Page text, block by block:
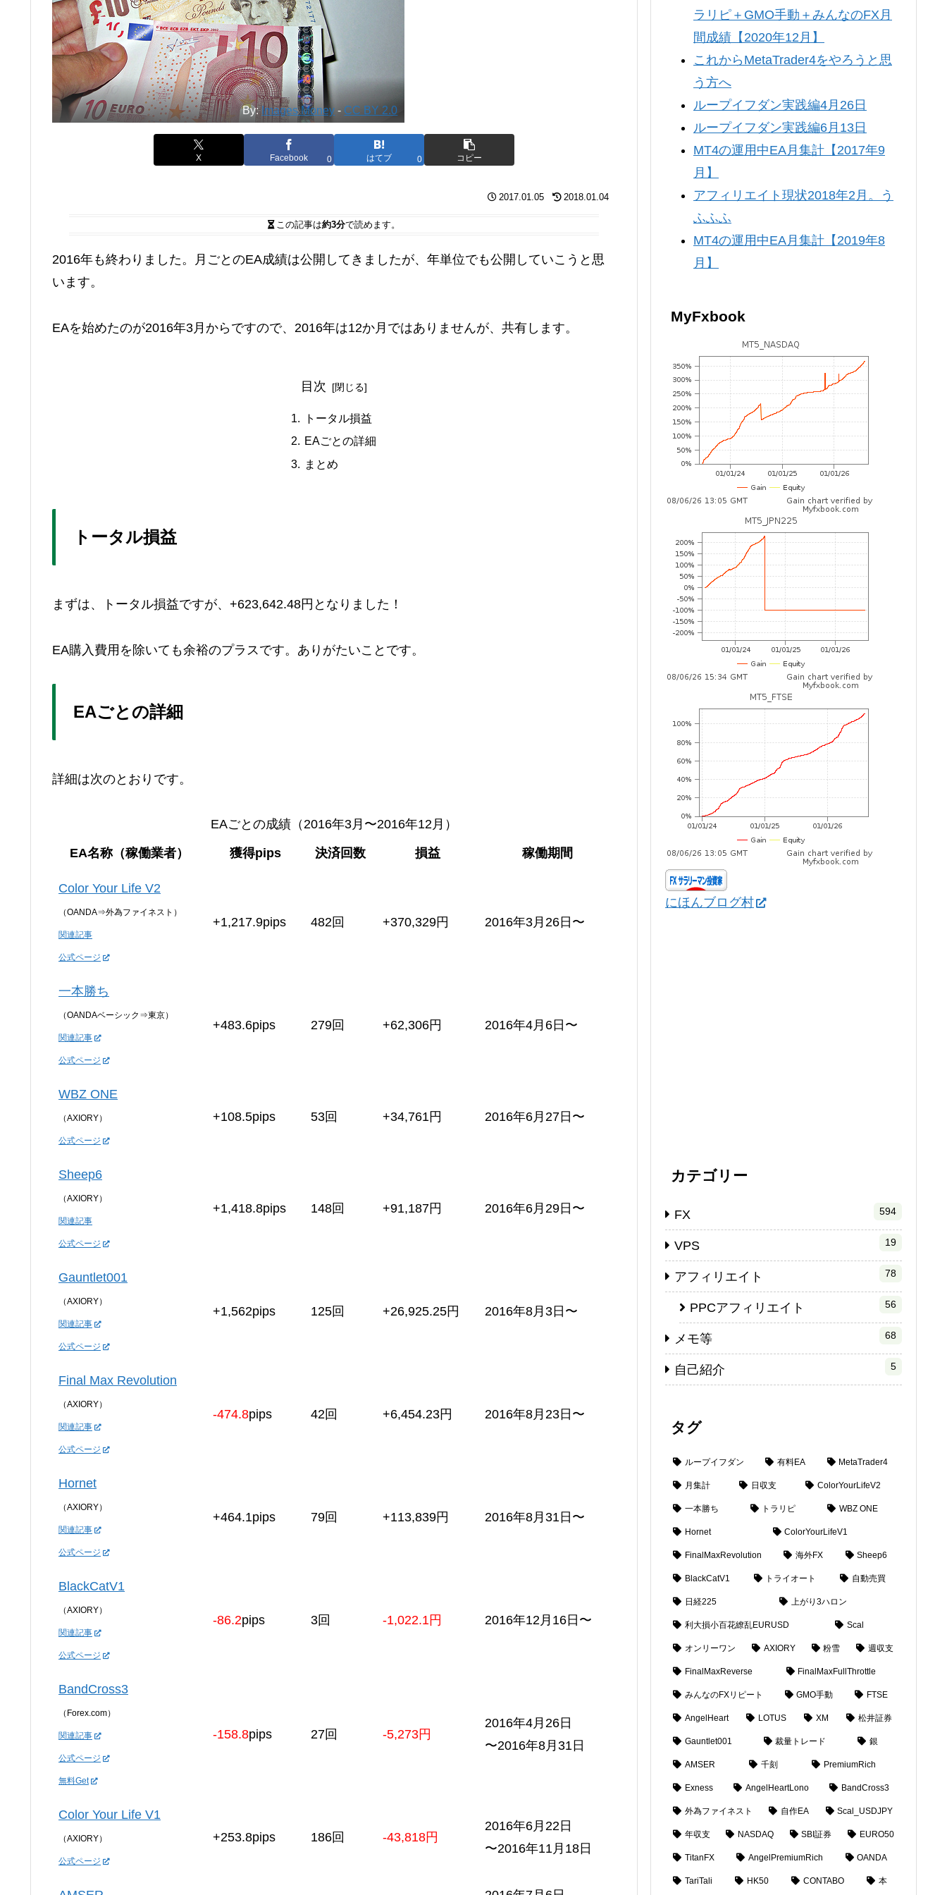
By:Images Money - CC BY 2.0
X Facebook 0 はてブ 0 コピー
2017.01.05 2018.01.04
この記事は約3分で読めます。
2016年も終わりました。月ごとのEA成績は公開してきましたが、年単位でも公開していこうと思
います。
EAを始めたのが2016年3月からですので、2016年は12か月ではありませんが、共有します。
目次
トータル損益
EAごとの詳細
まとめ
トータル損益
まずは、トータル損益ですが、 +623,642.48円 となりました！
EA購入費用を除いても余裕のプラスです。ありがたいことです。
EAごとの詳細
詳細は次のとおりです。
EAごとの成績（2016年3月〜2016年12月）
EA名称（稼働業者） 獲得pips 決済回数 損益 稼働期間
Color Your Life V2
（OANDA⇒外為ファイネスト）
関連記事
公式ページ
+1,217.9pips 482回 +370,329円 2016年3月26日〜
一本勝ち
（OANDAベーシック⇒東京）
関連記事
公式ページ
+483.6pips 279回 +62,306円 2016年4月6日〜
WBZ ONE
（AXIORY）
公式ページ
+108.5pips 53回 +34,761円 2016年6月27日〜
Sheep6
（AXIORY）
関連記事
公式ページ
+1,418.8pips 148回 +91,187円 2016年6月29日〜
Gauntlet001
（AXIORY）
関連記事
公式ページ
+1,562pips 125回 +26,925.25円 2016年8月3日〜
Final Max Revolution
（AXIORY）
関連記事
公式ページ
-474.8pips 42回 +6,454.23円 2016年8月23日〜
Hornet
（AXIORY）
関連記事
公式ページ
+464.1pips 79回 +113,839円 2016年8月31日〜
BlackCatV1
（AXIORY）
関連記事
公式ページ
-86.2pips 3回 -1,022.1円 2016年12月16日〜
BandCross3
（Forex.com）
関連記事
公式ページ
無料Get
-158.8pips 27回 -5,273円
2016年4月26日
〜2016年8月31日
Color Your Life V1
（AXIORY）
公式ページ
+253.8pips 186回 -43,818円
2016年6月22日
〜2016年11月18日
ラリピ＋GMO手動＋みんなのFX月
間成績【2020年12月】
これからMetaTrader4をやろうと思
う方へ
ループイフダン実践編4月26日
ループイフダン実践編6月13日
MT4の運用中EA月集計【2017年9
月】
アフィリエイト現状2018年2月。う
ふふふ
MT4の運用中EA月集計【2019年8
月】
MyFxbook
にほんブログ村
カテゴリー
FX 594
VPS 19
アフィリエイト 78
PPCアフィリエイト 56
メモ等 68
自己紹介 5
タグ
ループイフダン 有料EA MetaTrader4
月集計 日収支 ColorYourLifeV2
一本勝ち トラリピ WBZ ONE
Hornet ColorYourLifeV1
FinalMaxRevolution 海外FX Sheep6
BlackCatV1 トライオート 自動売買
日経225 上がり3ハロン
利大損小百花繚乱EURUSD Scal
オンリーワン AXIORY 粉雪 週収支
FinalMaxReverse FinalMaxFullThrottle
みんなのFXリピート GMO手動 FTSE
AngelHeart LOTUS XM 松井証券
Gauntlet001 裁量トレード 銀
AMSER 千刻 PremiumRich
Exness AngelHeartLono BandCross3
外為ファイネスト 自作EA Scal_USDJPY
年収支 NASDAQ SBI証券 EURO50
TitanFX AngelPremiumRich OANDA
TariTali HK50 CONTABO 本